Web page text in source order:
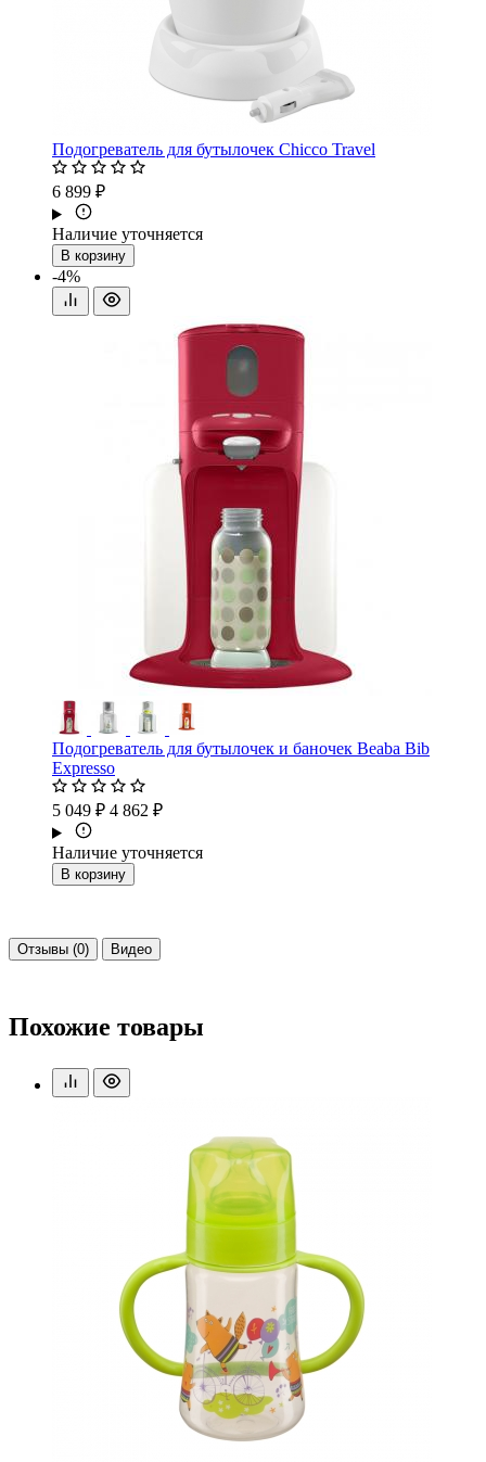
Подогреватель для бутылочек Chicco Travel
6 899 ₽
Наличие уточняется
В корзину
-4%
Подогреватель для бутылочек и баночек Beaba Bib
Expresso
5 049 ₽ 4 862 ₽
Наличие уточняется
В корзину
Отзывы (0) Видео
Похожие товары